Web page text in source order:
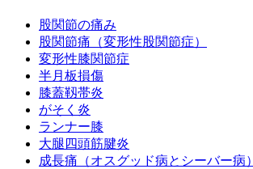
股関節の痛み
股関節痛（変形性股関節症）
変形性膝関節症
半月板損傷
膝蓋靱帯炎
がそく炎
ランナー膝
大腿四頭筋腱炎
成長痛（オスグッド病とシーバー病）